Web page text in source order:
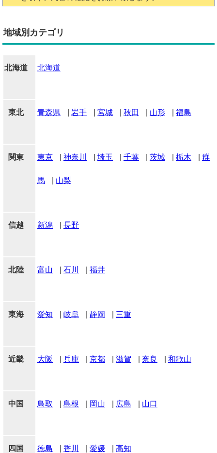
地域別カテゴリ
北海道 北海道
東北 青森県 岩手 宮城 秋田 山形 福島
関東 東京 神奈川 埼玉 千葉 茨城 栃木 群
馬 山梨
信越 新潟 長野
北陸 富山 石川 福井
東海 愛知 岐阜 静岡 三重
近畿 大阪 兵庫 京都 滋賀 奈良 和歌山
中国 鳥取 島根 岡山 広島 山口
四国 徳島 香川 愛媛 高知